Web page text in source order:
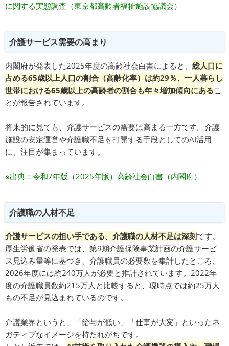
に関する実態調査（東京都高齢者福祉施設協議会）
介護サービス需要の高まり
内閣府が発表した2025年度の高齢社会白書によると、 総人口に
占める65歳以上人口の割合（高齢化率）は約29％、一人暮らし
世帯における65歳以上の高齢者の割合も年々増加傾向にあるこ
とが報告されています。
将来的に見ても、介護サービスの需要は高まる一方です。介護
施設の安定運営や介護職不足を打開する手段としてのAI活用
に、注目が集まっています。
※出典： 令和7年版（2025年版）高齢社会白書（内閣府）
介護職の人材不足
介護サービスの担い手である、介護職の人材不足は深刻です。
厚生労働省の発表では、第9期介護保険事業計画の介護サービ
ス見込み量等に基づき、介護職員の必要数を集計したところ、
2026年度には約240万人が必要と推計されています。2022年
度の介護職員数約215万人と比較すると、現時点では約25万人
もの不足が見込まれているのです。
介護業界というと、「給与が低い」「仕事が大変」といったネ
ガティブなイメージを持たれがちです。